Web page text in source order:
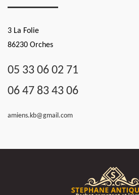
3 La Folie
86230 Orches
05 33 06 02 71
06 47 83 43 06
amiens.kb@gmail.com